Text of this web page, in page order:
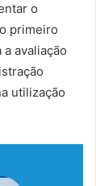
o
primeiro
avaliação
utilização